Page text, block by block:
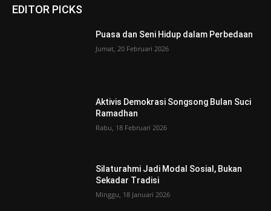
EDITOR PICKS
Puasa dan Seni Hidup dalam Perbedaan
Jumat, 20 Februari 2026
Aktivis Demokrasi Songsong Bulan Suci
Ramadhan
Rabu, 18 Februari 2026
Silaturahmi Jadi Modal Sosial, Bukan
Sekadar Tradisi
Minggu, 18 Januari 2026